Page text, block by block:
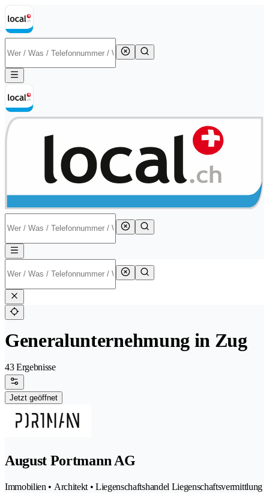
Generalunternehmung in Zug
43 Ergebnisse
Jetzt geöffnet
August Portmann AG
Immobilien • Architekt • Liegenschaftshandel Liegenschaftsvermittlung